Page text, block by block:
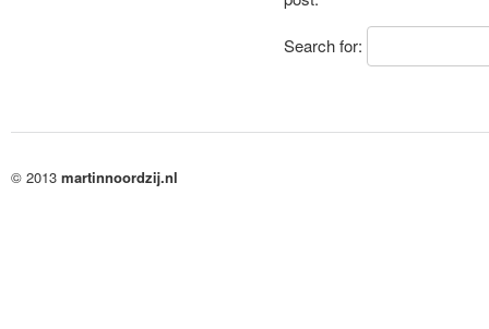
Search for:
© 2013 martinnoordzij.nl